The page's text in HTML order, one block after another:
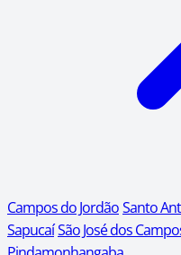
Campos do JordãoSanto
SapucaíSão José dos